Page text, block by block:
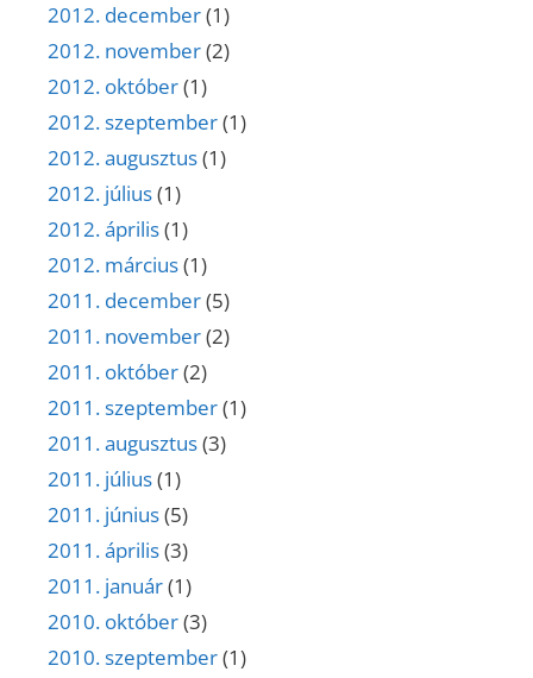
2012. december(1)
2012. november(2)
2012. október(1)
2012. szeptember(1)
2012. augusztus(1)
2012. július(1)
2012. április(1)
2012. március(1)
2011. december(5)
2011. november(2)
2011. október(2)
2011. szeptember(1)
2011. augusztus(3)
2011. július(1)
2011. június(5)
2011. április(3)
2011. január(1)
2010. október(3)
2010. szeptember(1)